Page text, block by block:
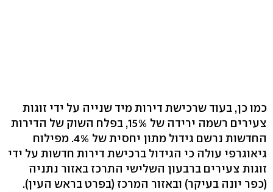
כמו כן, בעוד שרכישת דירות מיד שנייה על ידי זוגות
צעירים רשמה ירידה של 15%, בפלח השוק של הדירות
החדשות נרשם גידול מתון יחסית של 4%. מפילוח
גיאוגרפי עולה כי הגידול ברכישת דירות חדשות על ידי
זוגות צעירים ברבעון השלישי התרכז באזור נתניה
(כפר יונה בעיקר) ובאזור המרכז (בפרט בראש העין).